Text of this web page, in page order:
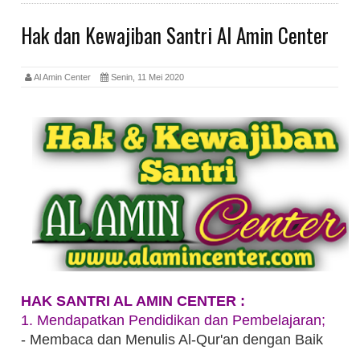
Hak dan Kewajiban Santri Al Amin Center
Al Amin Center Senin, 11 Mei 2020
HAK SANTRI AL AMIN CENTER :
1. Mendapatkan Pendidikan dan Pembelajaran;
- Membaca dan Menulis Al-Qur'an dengan Baik